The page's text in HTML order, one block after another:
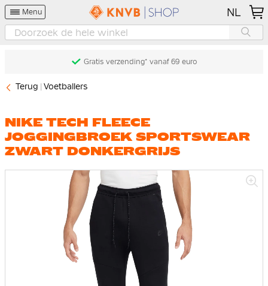
Menu NL
Gratis verzending* vanaf 69 euro
Terug Voetballers
NIKE TECH FLEECE
JOGGINGBROEK SPORTSWEAR
ZWART DONKERGRIJS